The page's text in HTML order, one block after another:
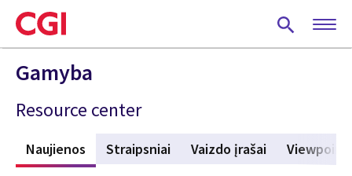
Skip
to
main
content
Gamyba
Resource center
Naujienos (active tab)
Straipsniai Vaizdo įrašai